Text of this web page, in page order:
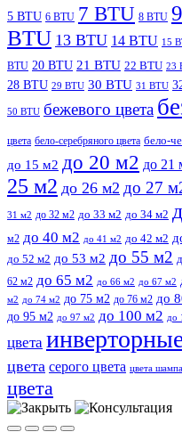
5 BTU 6 BTU 7 BTU 8 BTU
BTU 13 BTU 14 BTU 15
BTU 20 BTU 21 BTU 22 BTU 23
28 BTU 29 BTU 30 BTU 31 BTU
50 BTU бежевого цвета
цвета бело-серебряного цвета бело-
до 15 м2 до 20 м2 до 21
25 м2 до 26 м2 до 27
31 м2 до 32 м2 до 33 м2 до 34 м2
м2 до 40 м2 до 41 м2 до 42 м2
до 52 м2 до 53 м2 до 55 м2
62 м2 до 65 м2 до 66 м2 до 67 м2
м2 до 74 м2 до 75 м2 до 76 м2 до
до 95 м2 до 97 м2 до 100 м2 до
цвета
цвета серого цвета цвета
цвета
Прокрутить
вверх